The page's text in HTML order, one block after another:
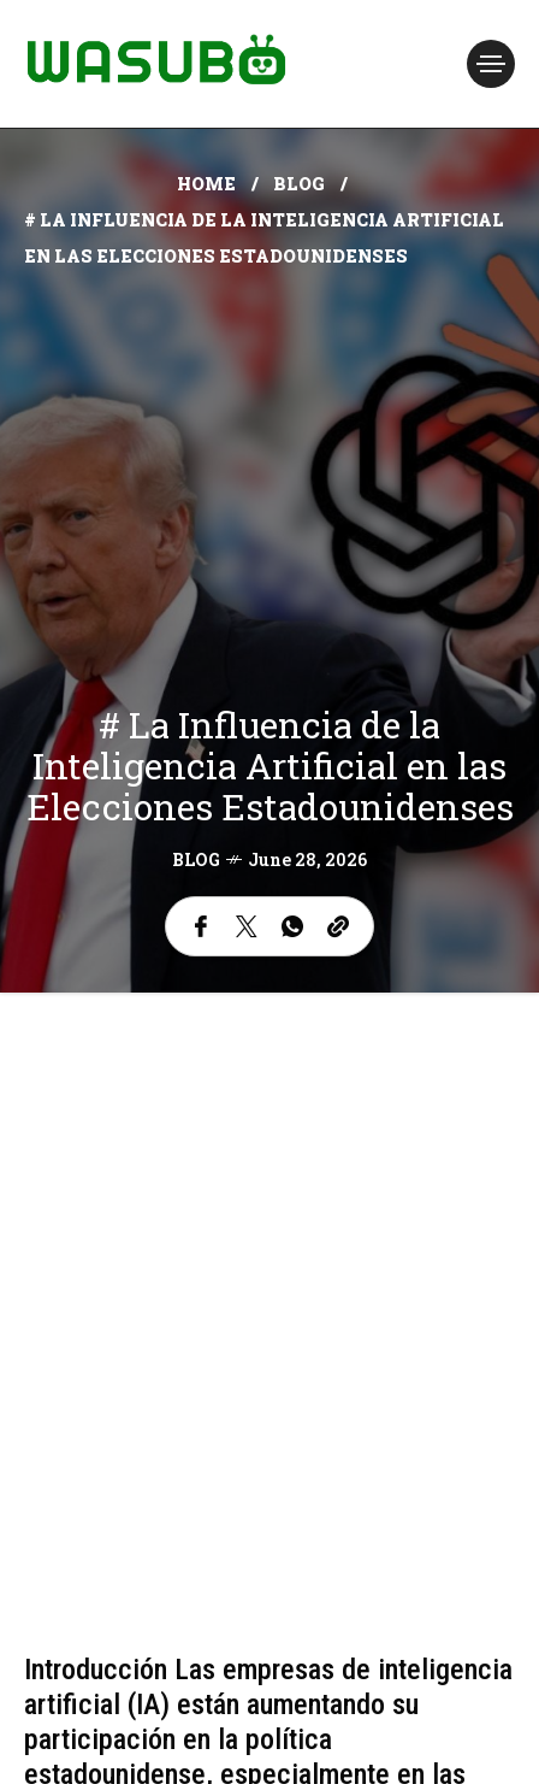
HOME
BLOG
# LA INFLUENCIA DE LA INTELIGENCIA ARTIFICIAL
EN LAS ELECCIONES ESTADOUNIDENSES
# La Influencia de la
Inteligencia Artificial en las
Elecciones Estadounidenses
BLOG June 28, 2026
Introducción Las empresas de inteligencia
artificial (IA) están aumentando su
participación en la política
estadounidense, especialmente en las